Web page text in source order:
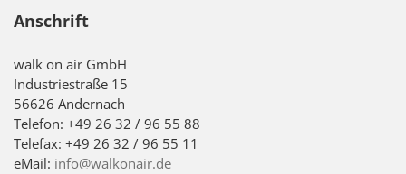
Anschrift
walk on air GmbH
Industriestraße 15
56626 Andernach
Telefon: +49 26 32 / 96 55 88
Telefax: +49 26 32 / 96 55 11
eMail: info@walkonair.de